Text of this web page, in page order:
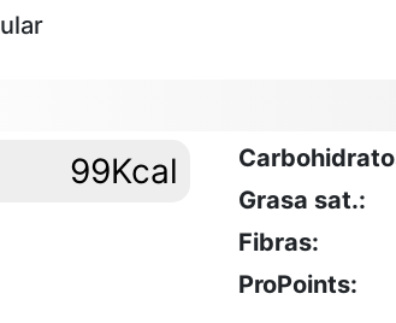
99Kcal
Grasa sat.:
Fibras:
ProPoints: